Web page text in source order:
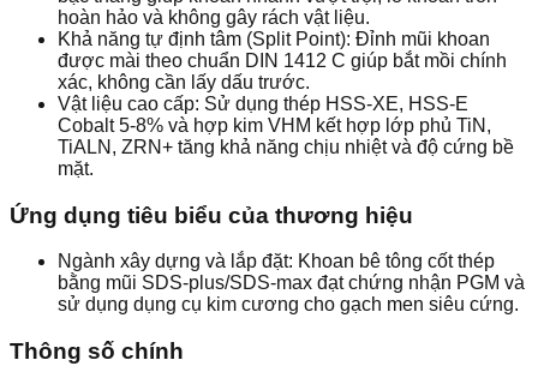
hoàn hảo và không gây rách vật liệu.
Khả năng tự định tâm (Split Point): Đỉnh mũi khoan
được mài theo chuẩn DIN 1412 C giúp bắt mồi chính
xác, không cần lấy dấu trước.
Vật liệu cao cấp: Sử dụng thép HSS-XE, HSS-E
Cobalt 5-8% và hợp kim VHM kết hợp lớp phủ TiN,
TiALN, ZRN+ tăng khả năng chịu nhiệt và độ cứng bề
mặt.
Ứng dụng tiêu biểu của thương hiệu
Ngành xây dựng và lắp đặt: Khoan bê tông cốt thép
bằng mũi SDS-plus/SDS-max đạt chứng nhận PGM và
sử dụng dụng cụ kim cương cho gạch men siêu cứng.
Thông số chính